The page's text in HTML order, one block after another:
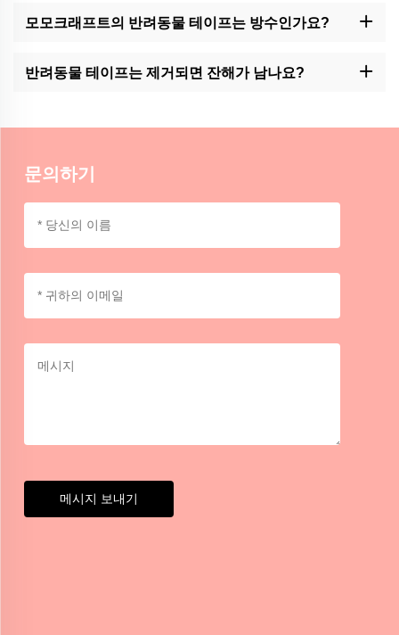
만 동물과 모든 종류의 접착제 사이의 접촉을 모니터링하는 것이 항
상 좋습니다.
모모크래프트의 반려동물 테이프는 방수인가요?
니다. 습기 에 노출 되거나 물 에 오랫동안 잠겨 있는 것 을 피 하십
시오.
반려동물 테이프는 제거되면 잔해가 남나요?
은 영역을 시도해보세요.
문의하기
메시지 보내기